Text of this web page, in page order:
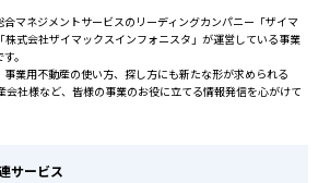
マネジメントサービスのリーディングカンパニー「ザイマ
株式会社ザイマックスインフォニスタ」が運営している事業
。
業用不動産の使い方、探し方にも新たな形が求められる
会社様など、皆様の事業のお役に立てる情報発信を心がけて
サービス